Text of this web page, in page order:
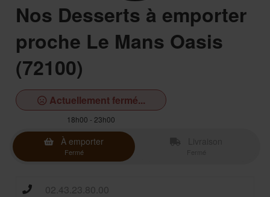
Nos Desserts à emporter
proche Le Mans Oasis
(72100)
Actuellement fermé...
18h00 - 23h00
À emporter
Fermé
02.43.23.80.00